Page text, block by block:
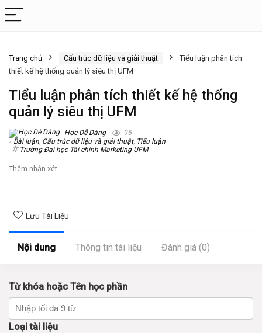
Trang chủ Cấu trúc dữ liệu và giải thuật
Tiểu luận phân tích
thiết kế hệ thống quản lý siêu thị UFM
Tiểu luận phân tích thiết kế hệ thống
quản lý siêu thị UFM
Học Dễ Dàng
95
Bài luận, Cấu trúc dữ liệu và giải thuật, Tiểu luận
Trường Đại học Tài chính Marketing UFM
Thêm nhận xét
Lưu Tài Liệu
Nội dung Thông tin tài liệu Đánh giá (0)
Từ khóa hoặc Tên học phần
Loại tài liệu